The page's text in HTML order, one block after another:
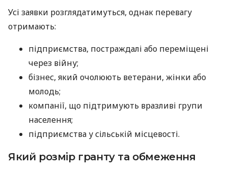
Усі заявки розглядатимуться, однак перевагу
отримають:
підприємства, постраждалі або переміщені
через війну;
бізнес, який очолюють ветерани, жінки або
молодь;
компанії, що підтримують вразливі групи
населення;
підприємства у сільській місцевості.
Який розмір гранту та обмеження